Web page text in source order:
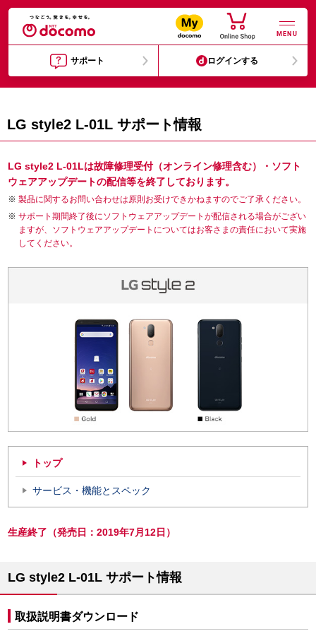
MENU
サポート ログインする
LG style2 L-01L サポート情報
LG style2 L-01Lは故障修理受付（オンライン修理含む）・ソフト
ウェアアップデートの配信等を終了しております。
製品に関するお問い合わせは原則お受けできかねますのでご了承ください。
サポート期間終了後にソフトウェアアップデートが配信される場合がござい
ますが、ソフトウェアアップデートについてはお客さまの責任において実施
してください。
トップ
サービス・機能とスペック
生産終了（発売日：2019年7月12日）
LG style2 L-01L サポート情報
取扱説明書ダウンロード